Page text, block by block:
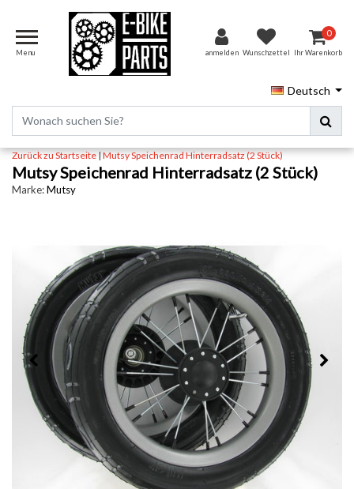
Menu anmelden Wunschzettel
0
Ihr Warenkorb
Deutsch
Zurück zu Startseite|Mutsy Speichenrad Hinterradsatz (2 Stück)
Mutsy Speichenrad Hinterradsatz (2 Stück)
Marke:Mutsy